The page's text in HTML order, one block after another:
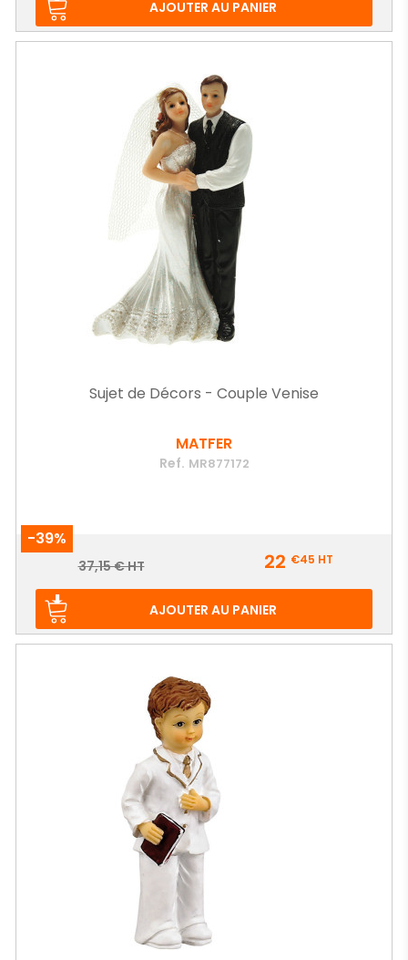
AJOUTER AU PANIER
Sujet de Décors - Couple Venise
MATFER
Ref. MR877172
-39%
Prix
Prix
37,15 € HT 22 €45 HT
AJOUTER AU PANIER